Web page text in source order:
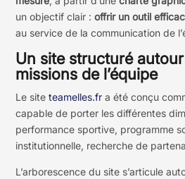
un objectif clair :offrir un outil
au service de la communication de
Un site structuré
missions de l’équipe
Le siteteamelles.fr a été conçu
capable de porter les différentes
performance sportive, programme
institutionnelle, recherche de
L’arborescence du site s’articule